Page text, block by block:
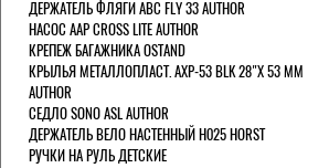
ДЕРЖАТЕЛЬ ФЛЯГИ АВС FLY 33 AUTHOR
НАСОС AAP CROSS LITE AUTHOR
КРЕПЕЖ БАГАЖНИКА OSTAND
КРЫЛЬЯ МЕТАЛЛОПЛАСТ. AXP-53 BLK 28"Х 53 ММ
AUTHOR
СЕДЛО SONO ASL AUTHOR
ДЕРЖАТЕЛЬ ВЕЛО НАСТЕННЫЙ H025 HORST
РУЧКИ НА РУЛЬ ДЕТСКИЕ